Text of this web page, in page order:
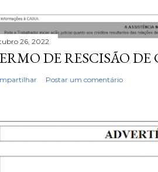
26, 2022
DE RESCISÃO
Postar um comentário